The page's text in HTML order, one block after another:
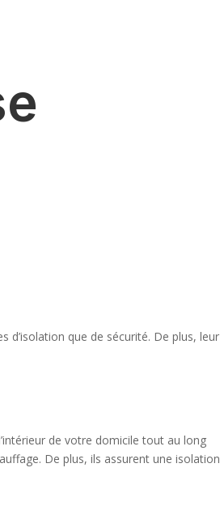
que de sécurité. De plus, leur
de votre domicile tout au long
De plus, ils assurent une isolation